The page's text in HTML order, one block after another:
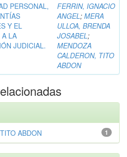
PERSONAL,
Y EL
A LA
JUDICIAL.
FERRIN, IGNACIO
ANGEL; MERA
ULLOA, BRENDA
JOSABEL;
MENDOZA
CALDERON, TITO
ABDON
1
ABDON